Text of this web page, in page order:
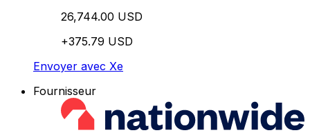
26,744.00 USD
+375.79 USD
Envoyer avec Xe
Fournisseur